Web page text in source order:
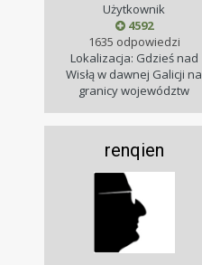
Użytkownik
4592
1635 odpowiedzi
Lokalizacja: Gdzieś nad
Wisłą w dawnej Galicji na
granicy województw
renqien